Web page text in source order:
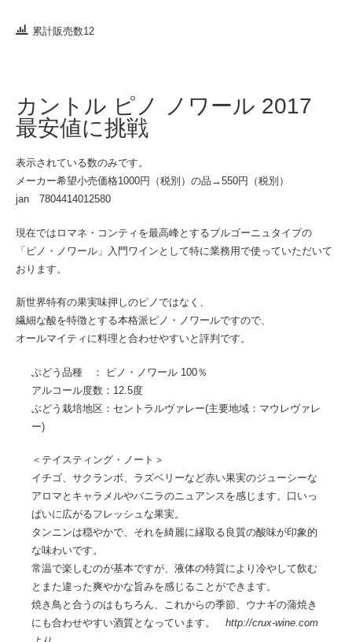
累計販売数12
カントル ピノ ノワール 2017
最安値に挑戦
表示されている数のみです。
メーカー希望小売価格1000円（税別）の品→550円（税別）
jan 7804414012580
現在ではロマネ・コンティを最高峰とするブルゴーニュタイプの
「ピノ・ノワール」入門ワインとして特に業務用で使っていただいて
おります。
新世界特有の果実味押しのピノではなく、
繊細な酸を特徴とする本格派ピノ・ノワールですので、
オールマイティに料理と合わせやすいと評判です。
ぶどう品種 ： ピノ・ノワール 100％
アルコール度数：12.5度
ぶどう栽培地区：セントラルヴァレー(主要地域：マウレヴァレ
ー)
＜テイスティング・ノート＞
イチゴ、サクランボ、ラズベリーなど赤い果実のジューシーな
アロマとキャラメルやバニラのニュアンスを感じます。口いっ
ぱいに広がるフレッシュな果実。
タンニンは穏やかで、それを綺麗に縁取る良質の酸味が印象的
な味わいです。
常温で楽しむのが基本ですが、液体の特質により冷やして飲む
とまた違った爽やかな旨みを感じることができます。
焼き鳥と合うのはもちろん、これからの季節、ウナギの蒲焼き
にも合わせやすい酒質となっています。 http://crux-wine.com